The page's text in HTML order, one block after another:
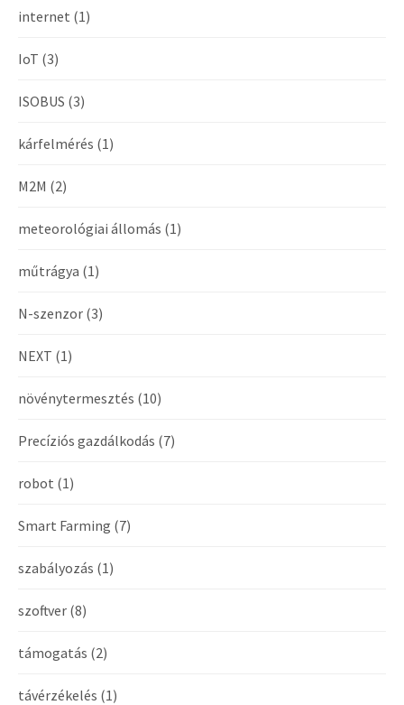
internet (1)
IoT (3)
ISOBUS (3)
kárfelmérés (1)
M2M (2)
meteorológiai állomás (1)
műtrágya (1)
N-szenzor (3)
NEXT (1)
növénytermesztés (10)
Precíziós gazdálkodás (7)
robot (1)
Smart Farming (7)
szabályozás (1)
szoftver (8)
támogatás (2)
távérzékelés (1)